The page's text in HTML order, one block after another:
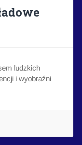
ludzkich
i wyobraźni